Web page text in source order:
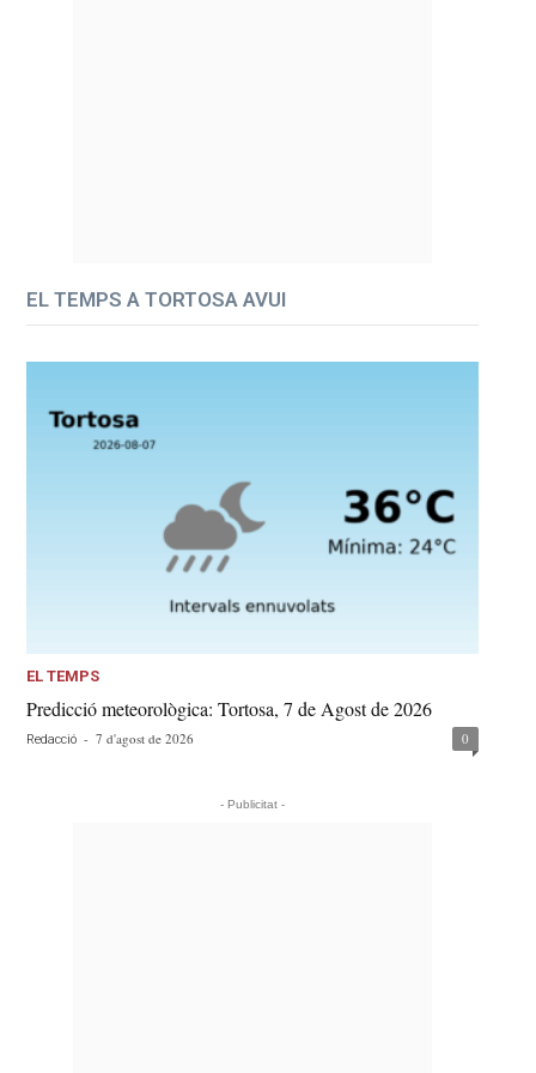
EL TEMPS A TORTOSA AVUI
EL TEMPS
Predicció meteorològica: Tortosa, 7 de Agost de 2026
Redacció - 7 d'agost de 2026 0
- Publicitat -